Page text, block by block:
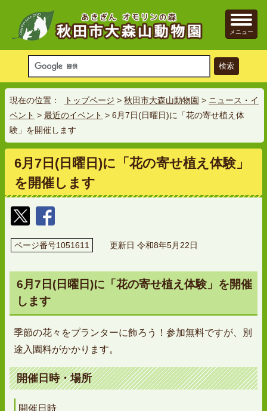
メニュー
現在の位置： トップページ > 秋田市大森山動物園 > ニュース・イ
ベント > 最近のイベント > 6月7日(日曜日)に「花の寄せ植え体
験」を開催します
6月7日(日曜日)に「花の寄せ植え体験」
を開催します
ページ番号1051611 更新日 令和8年5月22日
6月7日(日曜日)に「花の寄せ植え体験」を開催
します
季節の花々をプランターに飾ろう！参加無料ですが、別
途入園料がかかります。
開催日時・場所
開催日時